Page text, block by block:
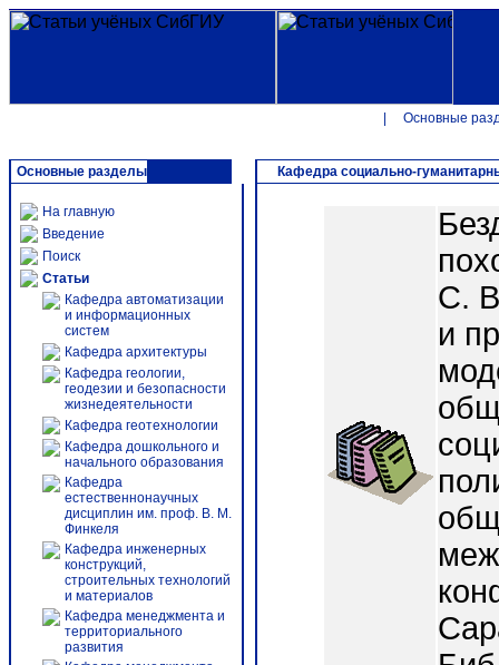
Основные
Основные разделы
На главную
Введение
Поиск
Статьи
Кафедра автоматизации
и информационных
систем
Кафедра архитектуры
Кафедра геологии,
геодезии и безопасности
жизнедеятельности
Кафедра геотехнологии
Кафедра дошкольного и
начального образования
Кафедра
естественнонаучных
дисциплин им. проф. В. М.
Финкеля
Кафедра инженерных
конструкций,
строительных технологий
и материалов
Кафедра менеджмента и
территориального
развития
Кафедра социально-
С.
и